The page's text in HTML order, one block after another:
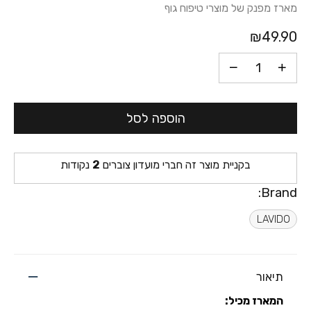
מארז מפנק של מוצרי טיפוח גוף
₪49.90
הוספה לסל
בקניית מוצר זה חברי מועדון צוברים 2 נקודות
Brand:
LAVIDO
תיאור
המארז מכיל: